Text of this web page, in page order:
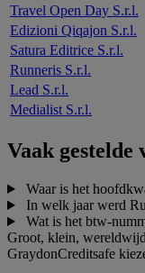
Travel Open Day S.r.l.
Edizioni Qiqajon S.r.l.
Satura Editrice S.r.l.
Runneris S.r.l.
Lead S.r.l.
Medialist S.r.l.
Vaak gestelde
Waar is het
In welk jaar werd
Wat is het btw-
Groot, klein,
GraydonCreditsafe